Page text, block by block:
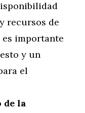
recursos de
importante
y un
el
de la